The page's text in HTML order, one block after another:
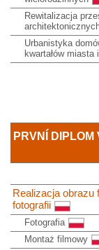
Rewitalizacja
Urbanistyka
kwartałów
PRVNÍ
Realizacja obrazu
fotografii
Fotografia
Montaż filmowy